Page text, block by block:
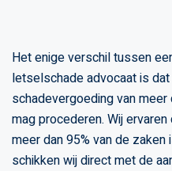
Het enige verschil tussen
letselschade advocaat is
schadevergoeding van
mag procederen. Wij
meer dan 95% van de
schikken wij direct met de